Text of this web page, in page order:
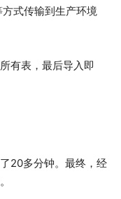
式传输到生产环境
有表，最后导入即
20多分钟。最终，经